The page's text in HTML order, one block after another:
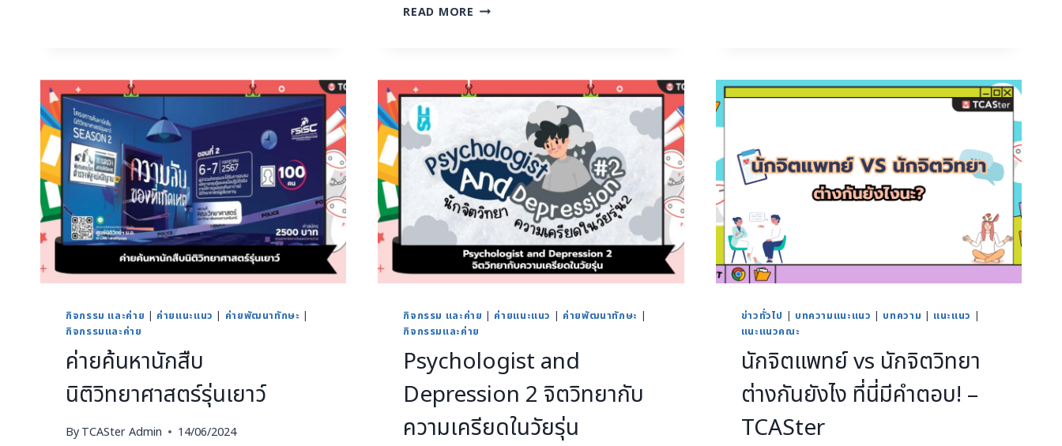
READ MORE
กิจกรรม และค่าย ค่ายแนะแนว ค่ายพัฒนาทักษะ
กิจกรรมและค่าย
ค่ายค้นหานักสืบ
นิติวิทยาศาสตร์รุ่นเยาว์
ByTCASter Admin 14/06/2024
กิจกรรม และค่าย ค่ายแนะแนว ค่ายพัฒนาทักษะ
กิจกรรมและค่าย
Psychologist and
Depression 2 จิตวิทยากับ
ความเครียดในวัยรุ่น
ข่าวทั่วไป บทความแนะแนว บทความ แนะแนว
แนะแนวคณะ
นักจิตแพทย์ vs นักจิตวิทยา
ต่างกันยังไง ที่นี่มีคำตอบ! –
TCASter